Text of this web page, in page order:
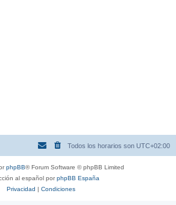
Todos los horarios son UTC+02:00
phpBB® Forum Software © phpBB Limited
al español porphpBB España
Privacidad | Condiciones